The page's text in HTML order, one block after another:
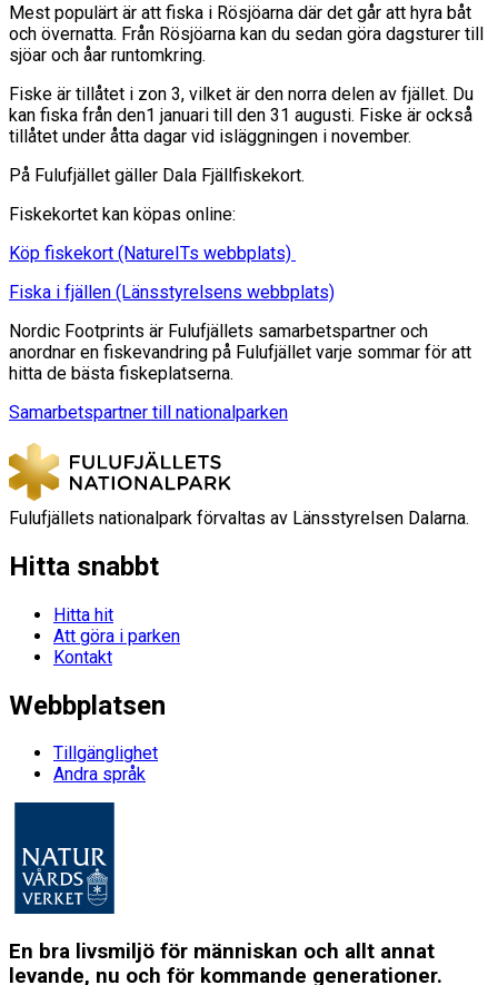
Mest populärt är att fiska i Rösjöarna där det går att hyra båt
och övernatta. Från Rösjöarna kan du sedan göra dagsturer till
sjöar och åar runtomkring.
Fiske är tillåtet i zon 3, vilket är den norra delen av fjället. Du
kan fiska från den1 januari till den 31 augusti. Fiske är också
tillåtet under åtta dagar vid isläggningen i november.
På Fulufjället gäller Dala Fjällfiskekort.
Fiskekortet kan köpas online:
Köp fiskekort (NatureITs webbplats)
Fiska i fjällen (Länsstyrelsens webbplats)
Nordic Footprints är Fulufjällets samarbetspartner och
anordnar en fiskevandring på Fulufjället varje sommar för att
hitta de bästa fiskeplatserna.
Samarbetspartner till nationalparken
Fulufjällets nationalpark förvaltas av Länsstyrelsen Dalarna.
Hitta snabbt
Hitta hit
Att göra i parken
Kontakt
Webbplatsen
Tillgänglighet
Andra språk
En bra livsmiljö för människan och allt annat
levande, nu och för kommande generationer.